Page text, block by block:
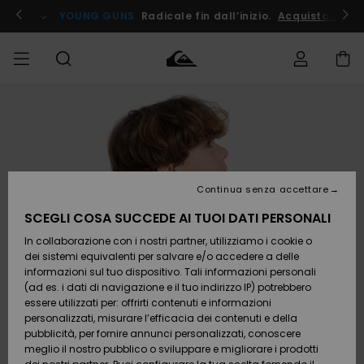
informazioni
prodotto
! YOUNG GUNS Radicale fin dall’inizio. Acquista Ora
Abbigliamento
Accessori
Calzature
e
infradito
Surf /
Acqua
Abbigliamento
Accessori
Calzature
e
infradito
Surf /
Acqua
Shop
Nuovi
Da
Scoprire
Snow
SURF
Surf Shop
Highlights
Comunità
SNOW
Snow
Uomo
Shop
Snow
Shop
Donna
OUTLET
Outlet
Outlet
Donna
Accedi al tuo
ordine
Spedizione
Pagamento
Buono regalo
Quiksilver
Freedom
SCEGLI COSA SUCCEDE AI TUOI DATI PERSONALI
In collaborazione con i nostri partner, utilizziamo i cookie o
dei sistemi equivalenti per salvare e/o accedere a delle
informazioni sul tuo dispositivo. Tali informazioni personali
(ad es. i dati di navigazione e il tuo indirizzo IP) potrebbero
essere utilizzati per: offrirti contenuti e informazioni
personalizzati, misurare l’efficacia dei contenuti e della
pubblicità, per fornire annunci personalizzati, conoscere
meglio il nostro pubblico o sviluppare e migliorare i prodotti
Continua senza accettare